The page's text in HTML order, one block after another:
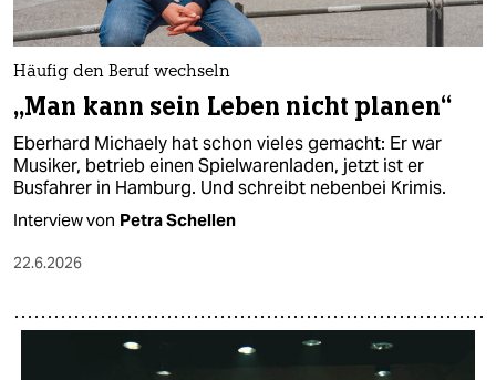
Häufig den Beruf wechseln
„Man kann sein Leben nicht planen“
Eberhard Michaely hat schon vieles gemacht: Er war
Musiker, betrieb einen Spielwarenladen, jetzt ist er
Busfahrer in Hamburg. Und schreibt nebenbei Krimis.
Interview von Petra Schellen
22.6.2026